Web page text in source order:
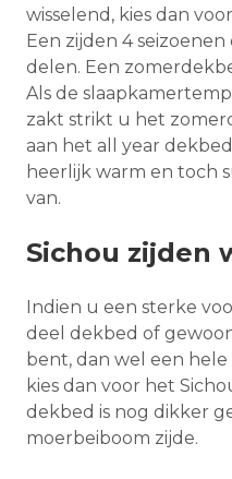
wisselend, kies dan
Een zijden 4
delen. Een
Als de
zakt strikt u het
aan het all year
heerlijk warm en toch
van.
Sichou zijden
Indien u een sterke
deel dekbed of
bent, dan wel een
kies dan voor het
dekbed is nog dikker
moerbeiboom zijde.